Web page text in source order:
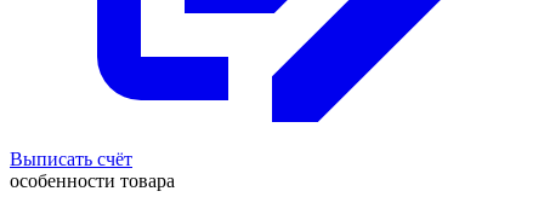
Выписать счёт
особенности товара